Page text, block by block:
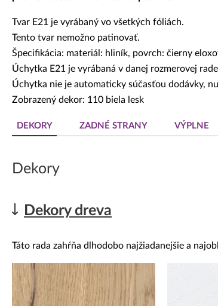
Tvar E21 je vyrábaný vo všetkých fóliách.
Tento tvar nemožno patinovať.
Špecifikácia: materiál: hliník, povrch: čierny
Úchytka E21 je vyrábaná v danej rozmerovej
Úchytka nie je automaticky súčasťou dodávky,
Zobrazený dekor: 110 biela lesk
DEKORY ZADNÉ STRANY VÝPLNE
Dekory
Dekory dreva
Táto rada zahŕňa dlhodobo najžiadanejšie a